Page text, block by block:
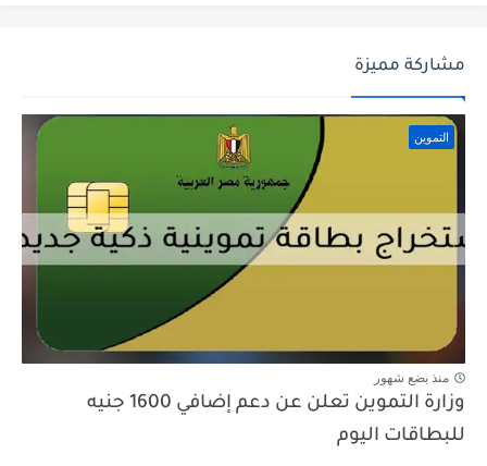
مشاركة مميزة
التموين
منذ بضع شهور
وزارة التموين تعلن عن دعم إضافي 1600 جنيه
للبطاقات اليوم